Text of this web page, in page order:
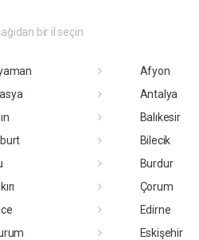
bir il seçin
Afyon
Antalya
Balıkesir
Bilecik
Burdur
Çorum
Edirne
Eskişehir